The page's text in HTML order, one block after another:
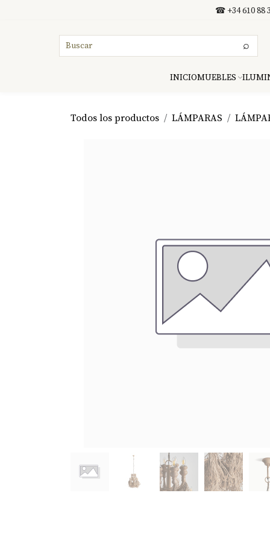
☎ +34 610 88
⌕
INICIOMUEBLES
Todos los productos LÁMPARAS